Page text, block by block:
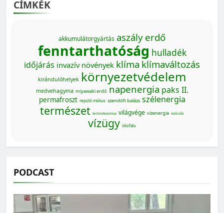
CÍMKÉK
akkumulátorgyártás aszály erdő
fenntarthatóság hulladék
időjárás invazív növények klíma klímaváltozás
kirándulóhelyek környezetvédelem
medvehagyma miyawaki erdő napenergia paks II.
permafroszt repülő mókus szendőfi balázs szélenergia
természet technofasizmus világvége vízenergia vízőrzők
vízügy ökofalu
PODCAST